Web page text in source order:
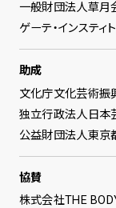
一般財団法人草月
ゲーテ・インスティ
助成
文化庁文化芸術振
独立行政法人日本
公益財団法人東京
協賛
株式会社THE